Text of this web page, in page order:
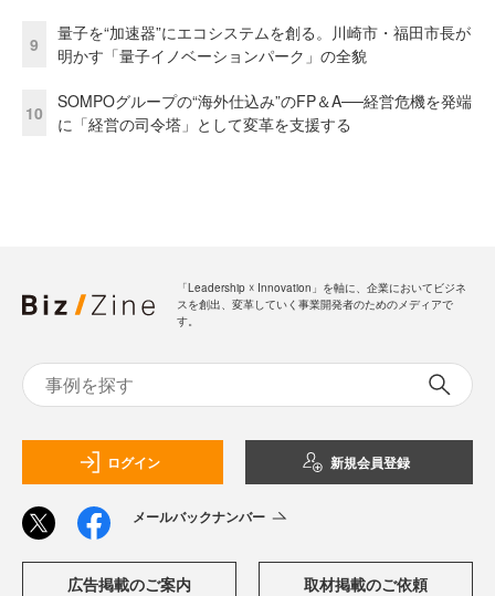
9
量子を“加速器”にエコシステムを創る。川崎市・福田市長が
明かす「量子イノベーションパーク」の全貌
10
SOMPOグループの“海外仕込み”のFP＆A──経営危機を発端
に「経営の司令塔」として変革を支援する
「Leadership ☓ Innovation」を軸に、企業においてビジネ
スを創出、変革していく事業開発者のためのメディアで
す。
ログイン 新規会員登録
メールバックナンバー
広告掲載のご案内 取材掲載のご依頼